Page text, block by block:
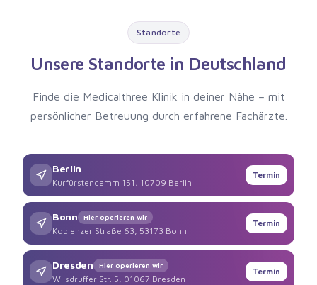
Standorte
Unsere Standorte in Deutschland
Finde die Medicalthree Klinik in deiner Nähe – mit
persönlicher Betreuung durch erfahrene Fachärzte.
Berlin
Kurfürstendamm 151, 10709 Berlin
Termin
Bonn Hier operieren wir
Koblenzer Straße 63, 53173 Bonn
Termin
Dresden Hier operieren wir
Wilsdruffer Str. 5, 01067 Dresden
Termin